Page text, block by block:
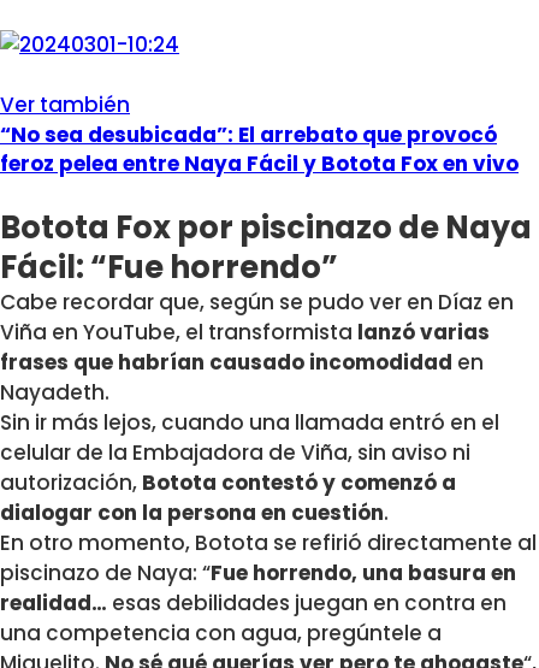
Ver también
“No sea desubicada”: El arrebato que provocó
feroz pelea entre Naya Fácil y Botota Fox en vivo
Botota Fox por piscinazo de Naya
Fácil: “Fue horrendo”
Cabe recordar que, según se pudo ver en Díaz en
Viña en YouTube, el transformista lanzó varias
frases que habrían causado incomodidad en
Nayadeth.
Sin ir más lejos, cuando una llamada entró en el
celular de la Embajadora de Viña, sin aviso ni
autorización, Botota contestó y comenzó a
dialogar con la persona en cuestión.
En otro momento, Botota se refirió directamente al
piscinazo de Naya: “Fue horrendo, una basura en
realidad… esas debilidades juegan en contra en
una competencia con agua, pregúntele a